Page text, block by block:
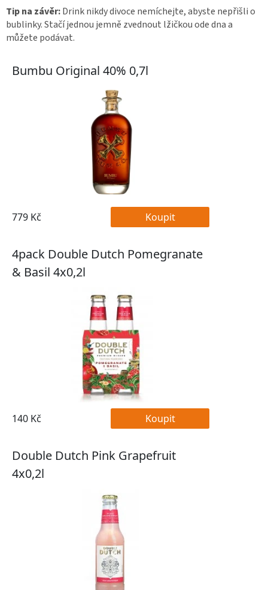
Tip na závěr:Drink nikdy divoce nemíchejte, abyste nepřišli o
bublinky. Stačí jednou jemně zvednout lžičkou ode dna a
můžete podávat.